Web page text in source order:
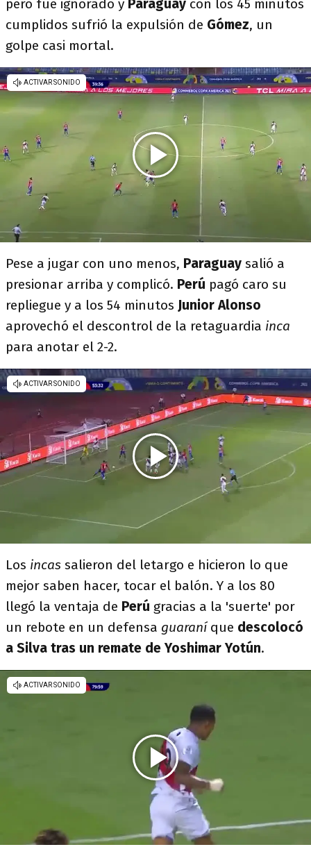
pero fue ignorado y Paraguay con los 45 minutos
cumplidos sufrió la expulsión de Gómez, un
golpe casi mortal.
Pese a jugar con uno menos, Paraguay salió a
presionar arriba y complicó. Perú pagó caro su
repliegue y a los 54 minutos Junior Alonso
aprovechó el descontrol de la retaguardia inca
para anotar el 2-2.
Los incas salieron del letargo e hicieron lo que
mejor saben hacer, tocar el balón. Y a los 80
llegó la ventaja de Perú gracias a la 'suerte' por
un rebote en un defensa guaraní que descolocó
a Silva tras un remate de Yoshimar Yotún.